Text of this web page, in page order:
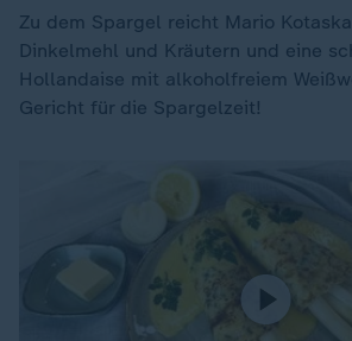
Zu dem Spargel reicht Mario
Dinkelmehl und Kräutern und eine
Hollandaise mit alkoholfreiem
Gericht für die Spargelzeit!